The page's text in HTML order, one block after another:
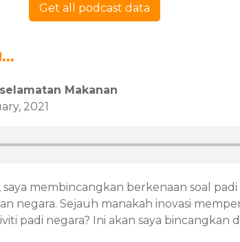
Get all podcast data
Makanan
2021
saya membincangkan berkenaan soal padi
negara. Sejauh manakah inovasi
padi negara? Ini akan saya bincangkan